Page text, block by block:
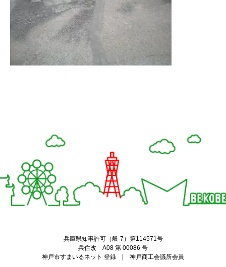
兵庫県知事許可（般-7）第114571号
兵住改 A08 第 00086 号
神戸市すまいるネット 登録 | 神戸商工会議所会員